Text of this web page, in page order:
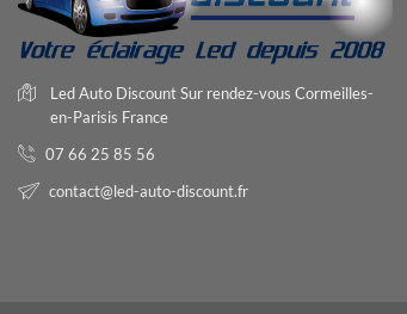
Nouveauté
Led Auto DiscountSur rendez-vous Cormeilles-
en-Parisis France
07 66 25 85 56
contact@led-auto-discount.fr